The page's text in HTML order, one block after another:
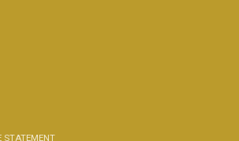
STATEMENT